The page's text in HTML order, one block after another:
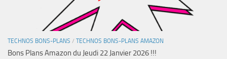
TECHNOS BONS-PLANS / TECHNOS BONS-PLANS AMAZON
Bons Plans Amazon du Jeudi 22 Janvier 2026 !!!